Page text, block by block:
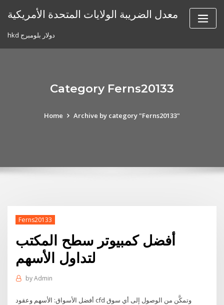
معدل الضريبة الولايات المتحدة الأمريكية
hkd دولار بلومبرج
Category Ferns20133
Home Archive by category "Ferns20133"
Ferns20133
أفضل كمبيوتر سطح المكتب
لتداول الأسهم
byAdmin
أفضل الأسواق: الأسهم وعقود cfd وتمكَّن من الوصول إلى أي سوق